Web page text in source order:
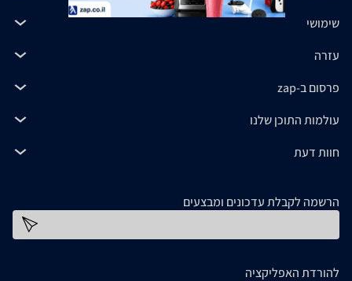
שימושי
עזרה
פרסום ב-zap
עולמות התוכן שלנו
חוות דעת
הרשמה לקבלת עדכונים ומבצעים
להורדת האפליקציה